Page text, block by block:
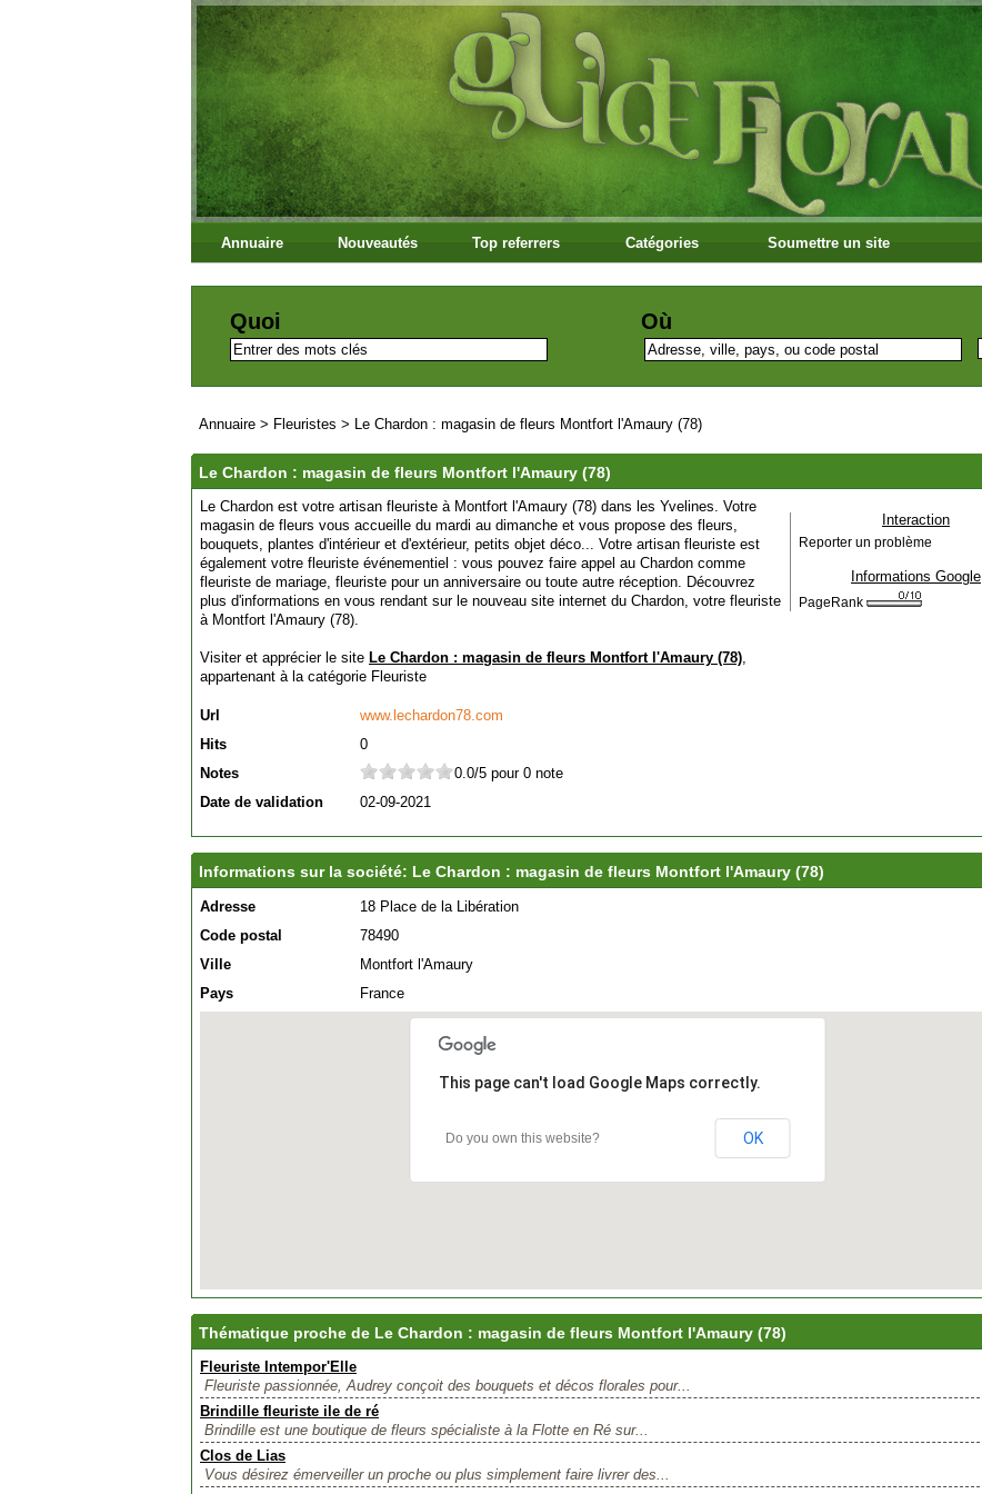
Annuaire Nouveautés Top referrers Catégories Soumettre un site
Quoi Où
Annuaire > Fleuristes > Le Chardon : magasin de fleurs Montfort l'Amaury (78)
Le Chardon : magasin de fleurs Montfort l'Amaury (78)
Le Chardon est votre artisan fleuriste à Montfort l'Amaury (78) dans les Yvelines. Votre
magasin de fleurs vous accueille du mardi au dimanche et vous propose des fleurs,
bouquets, plantes d'intérieur et d'extérieur, petits objet déco... Votre artisan fleuriste est
également votre fleuriste événementiel : vous pouvez faire appel au Chardon comme
fleuriste de mariage, fleuriste pour un anniversaire ou toute autre réception. Découvrez
plus d'informations en vous rendant sur le nouveau site internet du Chardon, votre fleuriste
à Montfort l'Amaury (78).
Visiter et apprécier le site Le Chardon : magasin de fleurs Montfort l'Amaury (78),
appartenant à la catégorie Fleuriste
Url
www.lechardon78.com
Hits
0
Notes
0.0/5 pour 0 note
Date de validation
02-09-2021
Interaction
Reporter un problème
Informations Google
PageRank
Informations sur la société: Le Chardon : magasin de fleurs Montfort l'Amaury (78)
Adresse
18 Place de la Libération
Code postal
78490
Ville
Montfort l'Amaury
Pays
France
This page can't load Google Maps correctly.
Do you own this website? OK
Thématique proche de Le Chardon : magasin de fleurs Montfort l'Amaury (78)
Fleuriste Intempor'Elle
Fleuriste passionnée, Audrey conçoit des bouquets et décos florales pour...
Brindille fleuriste ile de ré
Brindille est une boutique de fleurs spécialiste à la Flotte en Ré sur...
Clos de Lias
Vous désirez émerveiller un proche ou plus simplement faire livrer des...